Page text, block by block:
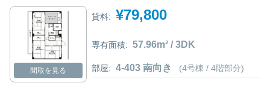
間取を見る
貸料: ¥79,800
専有面積: 57.96m² / 3DK
部屋: 4-403 南向き (4号棟 / 4階部分)